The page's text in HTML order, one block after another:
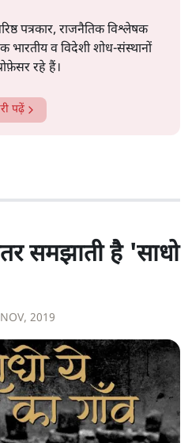
पत्रकार, राजनैतिक विश्लेषक
भारतीय व विदेशी शोध-संस्थानों
रहे हैं।
पढ़ें
समझाती है 'साधो
2019